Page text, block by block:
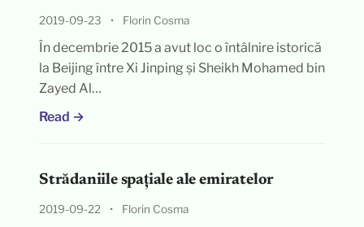
2019-09-23 • Florin Cosma
În decembrie 2015 a avut loc o întâlnire istorică
la Beijing între Xi Jinping și Sheikh Mohamed bin
Zayed Al…
Read →
Strădaniile spațiale ale emiratelor
2019-09-22 • Florin Cosma